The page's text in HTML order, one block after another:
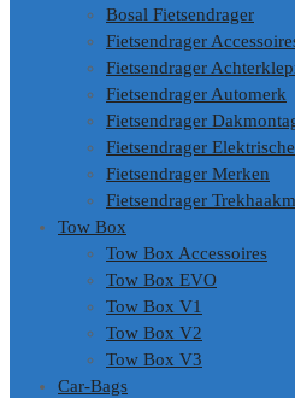
Bosal Fietsendrager
Fietsendrager
Fietsendrager
Fietsendrager Automerk
Fietsendrager
Fietsendrager
Fietsendrager Merken
Fietsendrager
Tow Box
Tow Box Accessoires
Tow Box EVO
Tow Box V1
Tow Box V2
Tow Box V3
Car-Bags